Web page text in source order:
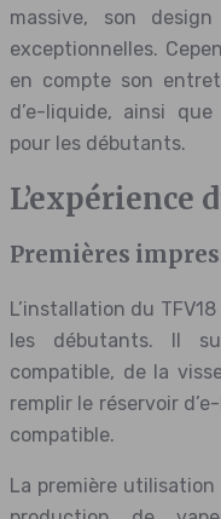
massive, son
exceptionnelles.
en compte son
d’e-liquide, ainsi
pour les débutants.
L’expérience
Premières
L’installation du
les débutants. Il
compatible, de la
remplir le réservoir
compatible.
La première utilisation